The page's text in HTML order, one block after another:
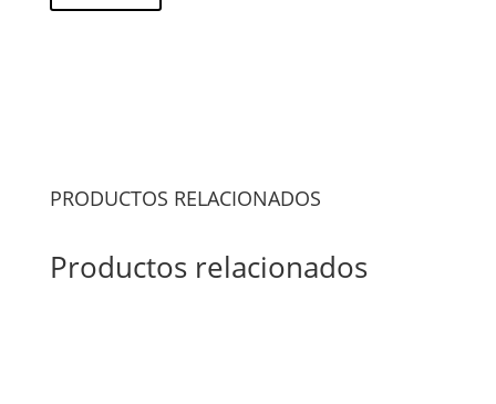
PRODUCTOS RELACIONADOS
Productos relacionados